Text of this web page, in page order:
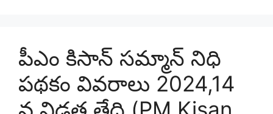
పీఎం కిసాన్ సమ్మాన్ నిధి
పథకం వివరాలు 2024,14